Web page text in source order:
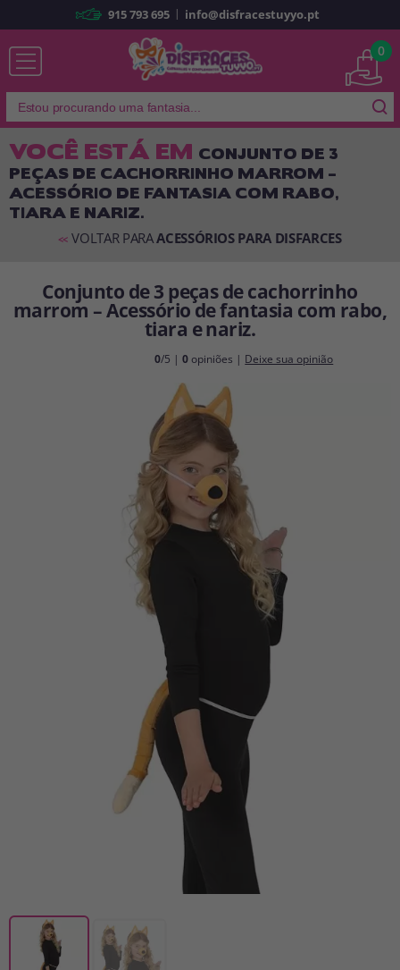
Já sou cliente
Lembrar-me Esqueceu sua senha?
Sou novo
compras rapidamente em nossa loja virtual, verificar o status de seus
Vá em frente! Estávamos esperando por você.
CRIAR CONTA
915 793 695 | info@disfracestuyyo.pt
0
VOCÊ ESTÁ EM CONJUNTO DE 3
PEÇAS DE CACHORRINHO MARROM –
ACESSÓRIO DE FANTASIA COM RABO,
TIARA E NARIZ.
<< VOLTAR PARAACESSÓRIOS PARA DISFARCES
Conjunto de 3 peças de cachorrinho
marrom – Acessório de fantasia com rabo,
tiara e nariz.
0/5 |0 opiniões | Deixe sua opinião